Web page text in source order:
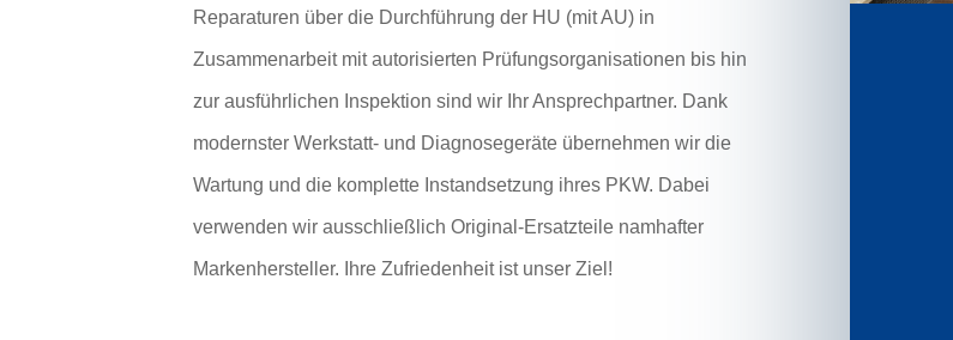
Reparaturen über die Durchführung der HU (mit AU) in
Zusammenarbeit mit autorisierten Prüfungsorganisationen bis hin
zur ausführlichen Inspektion sind wir Ihr Ansprechpartner. Dank
modernster Werkstatt- und Diagnosegeräte übernehmen wir die
Wartung und die komplette Instandsetzung ihres PKW. Dabei
verwenden wir ausschließlich Original-Ersatzteile namhafter
Markenhersteller. Ihre Zufriedenheit ist unser Ziel!